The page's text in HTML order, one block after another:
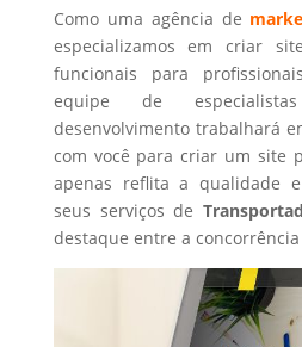
Como uma agência de
especializamos em criar
funcionais para
equipe de
desenvolvimento trabalhará
com você para criar um site
apenas reflita a qualidade
seus serviços de
destaque entre a concorrência